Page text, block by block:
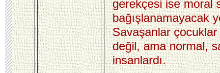
gerekçesi ise moral
bağışlanamayacak
Savaşanlar
değil, ama normal,
insanlardı.